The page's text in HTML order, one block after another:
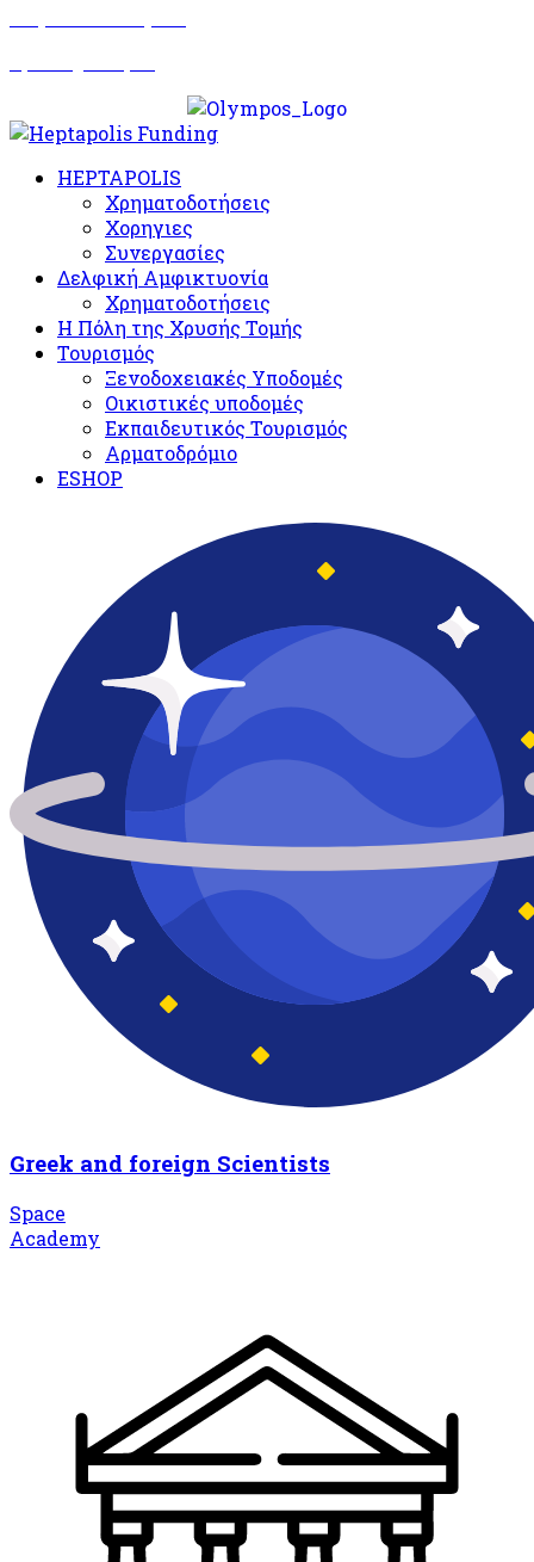
HEPTAPOLIS
Χρηματοδοτήσεις
Χορηγιες
Συνεργασίες
Δελφική Αμφικτυονία
Χρηματοδοτήσεις
Η Πόλη της Χρυσής Τομής
Τουρισμός
Ξενοδοχειακές Υποδομές​
Oικιστικές υποδομές
Εκπαιδευτικός Τουρισμός
Αρματοδρόμιο
ESHOP
Greek and foreign Scientists
Space
Academy